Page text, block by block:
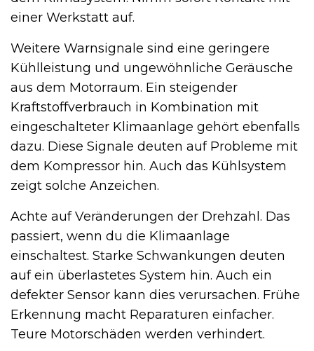
einer Werkstatt auf.
Weitere Warnsignale sind eine geringere
Kühlleistung und ungewöhnliche Geräusche
aus dem Motorraum. Ein steigender
Kraftstoffverbrauch in Kombination mit
eingeschalteter Klimaanlage gehört ebenfalls
dazu. Diese Signale deuten auf Probleme mit
dem Kompressor hin. Auch das Kühlsystem
zeigt solche Anzeichen.
Achte auf Veränderungen der Drehzahl. Das
passiert, wenn du die Klimaanlage
einschaltest. Starke Schwankungen deuten
auf ein überlastetes System hin. Auch ein
defekter Sensor kann dies verursachen. Frühe
Erkennung macht Reparaturen einfacher.
Teure Motorschäden werden verhindert.